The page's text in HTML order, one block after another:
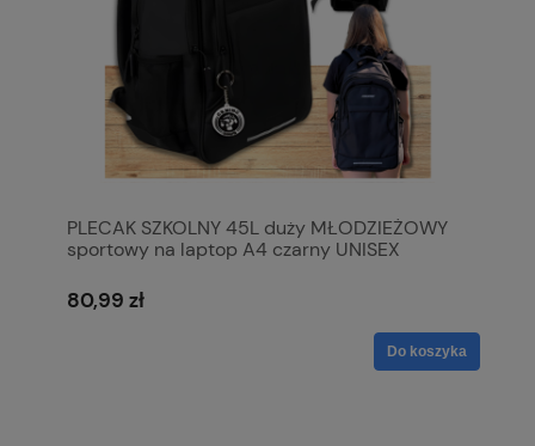
PLECAK SZKOLNY 45L duży MŁODZIEŻOWY
sportowy na laptop A4 czarny UNISEX
80,99 zł
Do koszyka